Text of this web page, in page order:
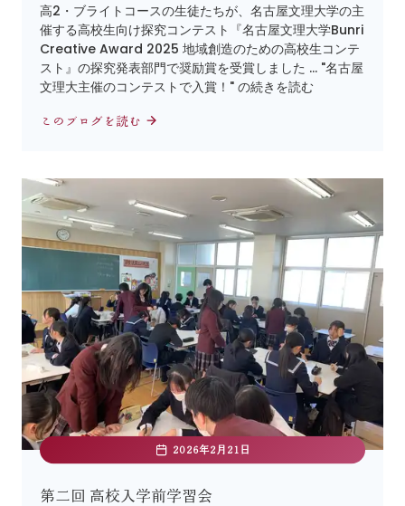
高2・ブライトコースの生徒たちが、名古屋文理大学の主
催する高校生向け探究コンテスト『名古屋文理大学Bunri
Creative Award 2025 地域創造のための高校生コンテ
スト』の探究発表部門で奨励賞を受賞しました … "名古屋
文理大主催のコンテストで入賞！" の続きを読む
このブログを読む
2026年2月21日
第二回 高校入学前学習会